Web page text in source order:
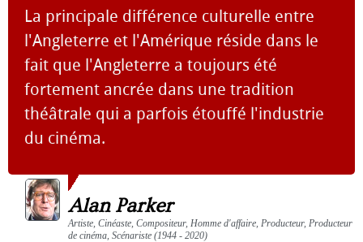
La principale différence culturelle entre
l'Angleterre et l'Amérique réside dans le
fait que l'Angleterre a toujours été
fortement ancrée dans une tradition
théâtrale qui a parfois étouffé l'industrie
du cinéma.
Alan Parker
Artiste, Cinéaste, Compositeur, Homme d'affaire, Producteur, Producteur
de cinéma, Scénariste (1944 - 2020)